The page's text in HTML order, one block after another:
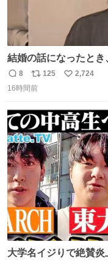
結婚の話になったと
間に一族が潰える」「
望は"ある"って答えた
えて言葉を選んで、
返
信
8
リ
ポ
ト
数
125
い
数
2,724
16時間前
大学名イジりで絶賛